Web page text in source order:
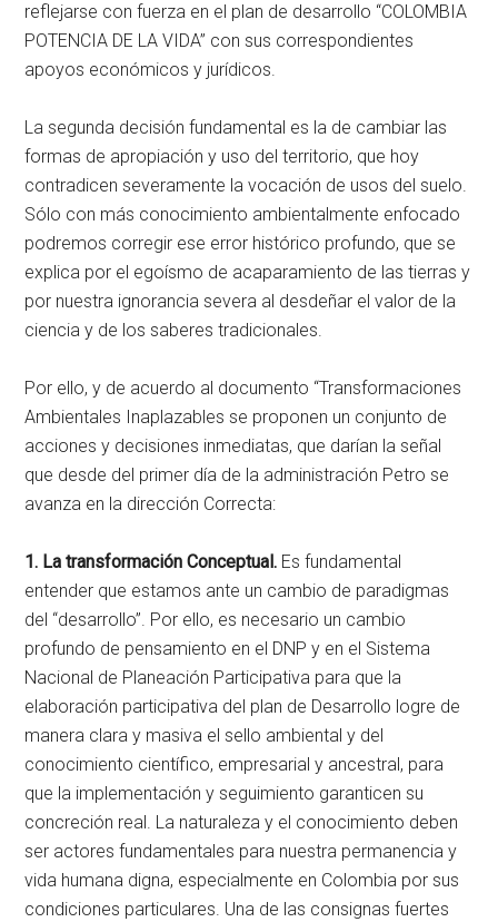
reflejarse con fuerza en el plan de desarrollo “COLOMBIA
POTENCIA DE LA VIDA” con sus correspondientes
apoyos económicos y jurídicos.
La segunda decisión fundamental es la de cambiar las
formas de apropiación y uso del territorio, que hoy
contradicen severamente la vocación de usos del suelo.
Sólo con más conocimiento ambientalmente enfocado
podremos corregir ese error histórico profundo, que se
explica por el egoísmo de acaparamiento de las tierras y
por nuestra ignorancia severa al desdeñar el valor de la
ciencia y de los saberes tradicionales.
Por ello, y de acuerdo al documento “Transformaciones
Ambientales Inaplazables se proponen un conjunto de
acciones y decisiones inmediatas, que darían la señal
que desde del primer día de la administración Petro se
avanza en la dirección Correcta:
1. La transformación Conceptual. Es fundamental
entender que estamos ante un cambio de paradigmas
del “desarrollo”. Por ello, es necesario un cambio
profundo de pensamiento en el DNP y en el Sistema
Nacional de Planeación Participativa para que la
elaboración participativa del plan de Desarrollo logre de
manera clara y masiva el sello ambiental y del
conocimiento científico, empresarial y ancestral, para
que la implementación y seguimiento garanticen su
concreción real. La naturaleza y el conocimiento deben
ser actores fundamentales para nuestra permanencia y
vida humana digna, especialmente en Colombia por sus
condiciones particulares. Una de las consignas fuertes